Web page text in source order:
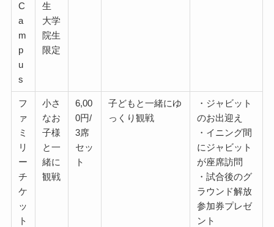
C
a
m
p
u
s
生
大学
院生
限定
フ
ァ
ミ
リ
ー
チ
ケ
ッ
ト
小さ
なお
子様
と一
緒に
観戦
6,00
0円/
3席
セッ
ト
子どもと一緒にゆ
っくり観戦
・ジャビット
のお出迎え
・イニング間
にジャビット
が座席訪問
・試合後のグ
ラウンド解放
参加券プレゼ
ント